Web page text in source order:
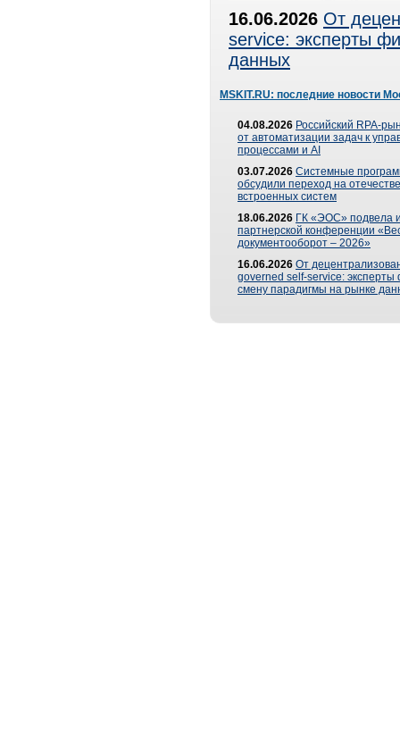
16.06.2026 От
service: эксперты
данных
MSKIT.RU: последние новости
04.08.2026 Российский RPA-
от автоматизации задач к
процессами и AI
03.07.2026 Системные
обсудили переход на
встроенных систем
18.06.2026 ГК «ЭОС» подвела
партнерской конференции
документооборот – 2026»
16.06.2026 От
governed self-service: эксперты
смену парадигмы на рынке